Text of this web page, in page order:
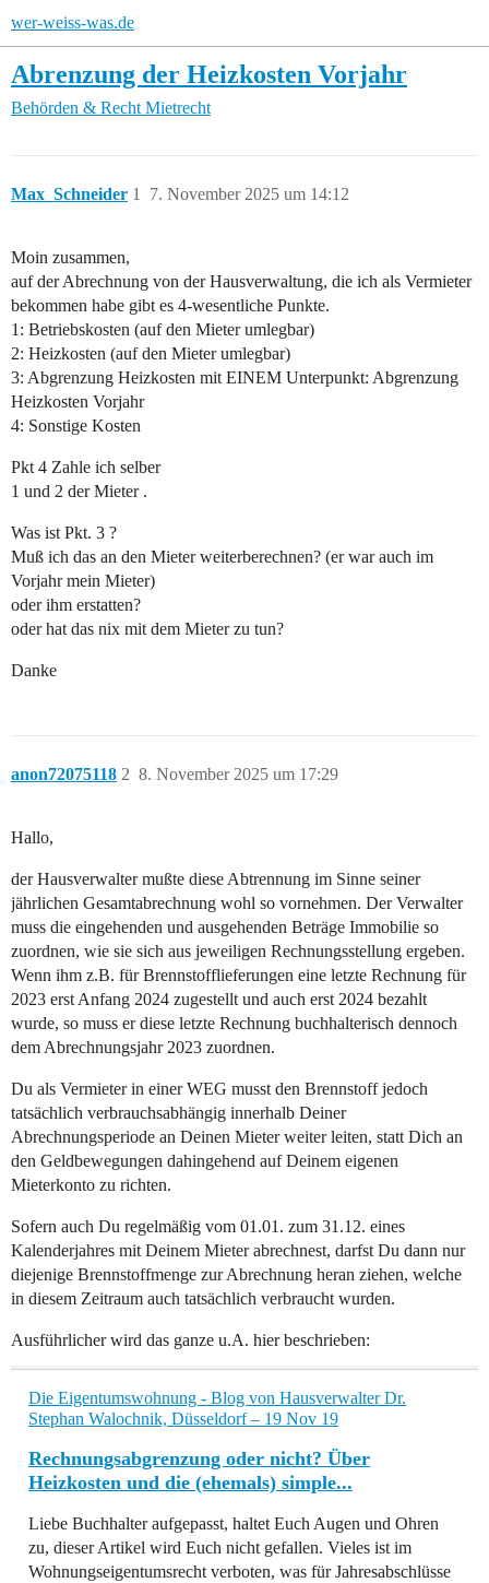
wer-weiss-was.de
Abrenzung der Heizkosten Vorjahr
Behörden & Recht Mietrecht
Max_Schneider 7. November 2025 um 14:12
1
Moin zusammen,
auf der Abrechnung von der Hausverwaltung, die ich als Vermieter
bekommen habe gibt es 4-wesentliche Punkte.
1: Betriebskosten (auf den Mieter umlegbar)
2: Heizkosten (auf den Mieter umlegbar)
3: Abgrenzung Heizkosten mit EINEM Unterpunkt: Abgrenzung
Heizkosten Vorjahr
4: Sonstige Kosten
Pkt 4 Zahle ich selber
1 und 2 der Mieter .
Was ist Pkt. 3 ?
Muß ich das an den Mieter weiterberechnen? (er war auch im
Vorjahr mein Mieter)
oder ihm erstatten?
oder hat das nix mit dem Mieter zu tun?
Danke
anon72075118 8. November 2025 um 17:29
2
Hallo,
der Hausverwalter mußte diese Abtrennung im Sinne seiner
jährlichen Gesamtabrechnung wohl so vornehmen. Der Verwalter
muss die eingehenden und ausgehenden Beträge Immobilie so
zuordnen, wie sie sich aus jeweiligen Rechnungsstellung ergeben.
Wenn ihm z.B. für Brennstofflieferungen eine letzte Rechnung für
2023 erst Anfang 2024 zugestellt und auch erst 2024 bezahlt
wurde, so muss er diese letzte Rechnung buchhalterisch dennoch
dem Abrechnungsjahr 2023 zuordnen.
Du als Vermieter in einer WEG musst den Brennstoff jedoch
tatsächlich verbrauchsabhängig innerhalb Deiner
Abrechnungsperiode an Deinen Mieter weiter leiten, statt Dich an
den Geldbewegungen dahingehend auf Deinem eigenen
Mieterkonto zu richten.
Sofern auch Du regelmäßig vom 01.01. zum 31.12. eines
Kalenderjahres mit Deinem Mieter abrechnest, darfst Du dann nur
diejenige Brennstoffmenge zur Abrechnung heran ziehen, welche
in diesem Zeitraum auch tatsächlich verbraucht wurden.
Ausführlicher wird das ganze u.A. hier beschrieben:
Die Eigentumswohnung - Blog von Hausverwalter Dr.
Stephan Walochnik, Düsseldorf – 19 Nov 19
Rechnungsabgrenzung oder nicht? Über
Heizkosten und die (ehemals) simple...
Liebe Buchhalter aufgepasst, haltet Euch Augen und Ohren
zu, dieser Artikel wird Euch nicht gefallen. Vieles ist im
Wohnungseigentumsrecht verboten, was für Jahresabschlüsse